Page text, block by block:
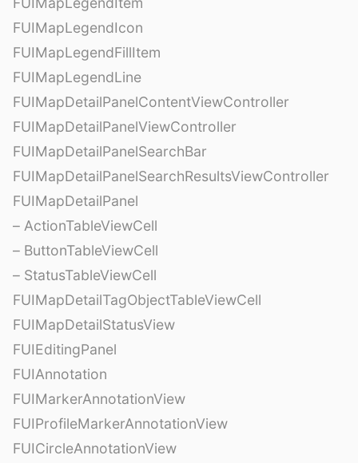
FUIMapLegendIcon
FUIMapLegendFillItem
FUIMapLegendLine
FUIMapDetailPanelContentViewController
FUIMapDetailPanelViewController
FUIMapDetailPanelSearchBar
FUIMapDetailPanelSearchResultsViewController
FUIMapDetailPanel
– ActionTableViewCell
– ButtonTableViewCell
– StatusTableViewCell
FUIMapDetailTagObjectTableViewCell
FUIMapDetailStatusView
FUIEditingPanel
FUIAnnotation
FUIMarkerAnnotationView
FUIProfileMarkerAnnotationView
FUICircleAnnotationView